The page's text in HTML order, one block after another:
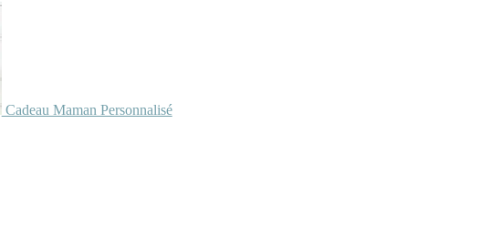
Cadeau Maman Personnalisé